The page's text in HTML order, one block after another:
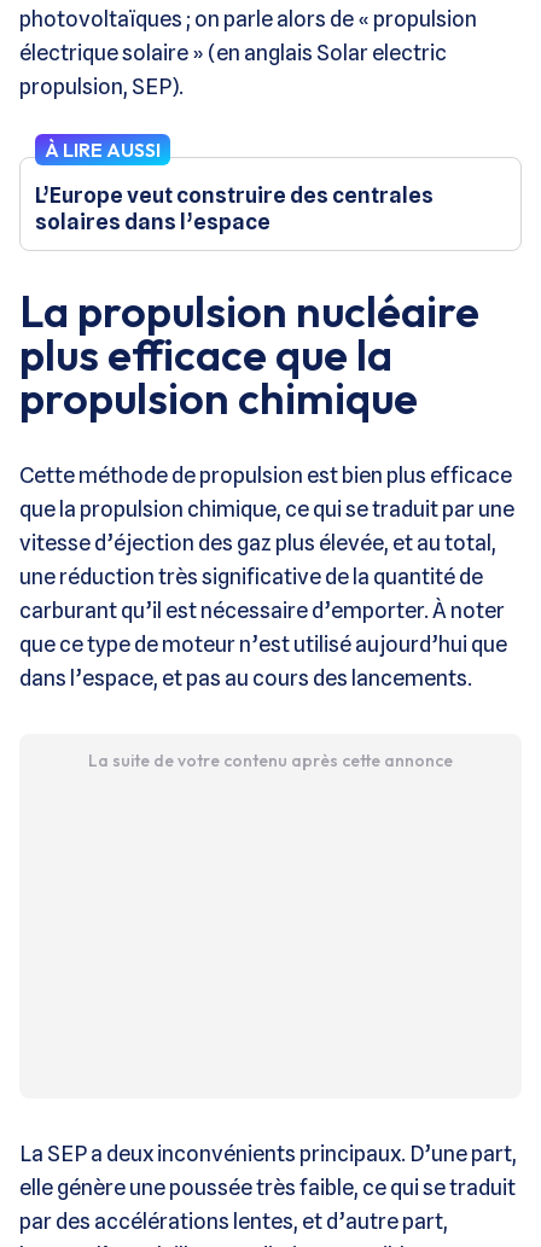
photovoltaïques ; on parle alors de « propulsion
électrique solaire » (en anglais Solar electric
propulsion, SEP).
À LIRE AUSSI
L’Europe veut construire des centrales
solaires dans l’espace
La propulsion nucléaire
plus efficace que la
propulsion chimique
Cette méthode de propulsion est bien plus efficace
que la propulsion chimique, ce qui se traduit par une
vitesse d’éjection des gaz plus élevée, et au total,
une réduction très significative de la quantité de
carburant qu’il est nécessaire d’emporter. À noter
que ce type de moteur n’est utilisé aujourd’hui que
dans l’espace, et pas au cours des lancements.
La suite de votre contenu après cette annonce
La SEP a deux inconvénients principaux. D’une part,
elle génère une poussée très faible, ce qui se traduit
par des accélérations lentes, et d’autre part,